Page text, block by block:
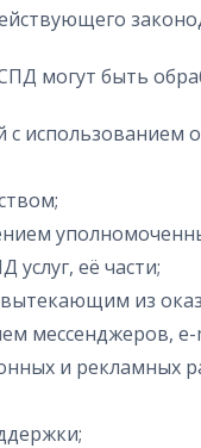
могут быть
с использованием
услуг, её части;
из
мессенджеров, e-
и рекламных